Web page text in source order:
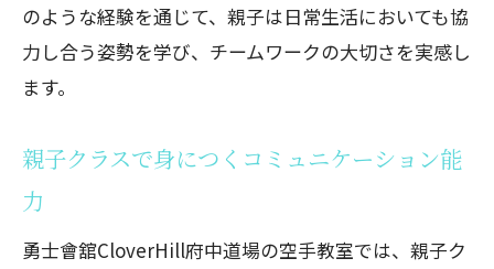
のような経験を通じて、親子は日常生活においても協
力し合う姿勢を学び、チームワークの大切さを実感し
ます。
親子クラスで身につくコミュニケーション能
力
勇士會舘CloverHill府中道場の空手教室では、親子ク